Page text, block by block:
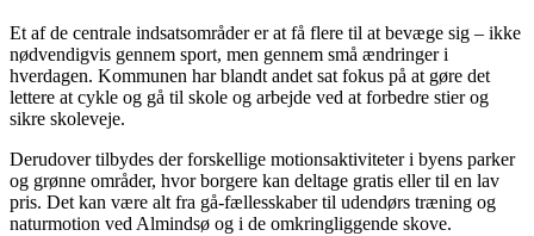
Et af de centrale indsatsområder er at få flere til at bevæge sig – ikke
nødvendigvis gennem sport, men gennem små ændringer i
hverdagen. Kommunen har blandt andet sat fokus på at gøre det
lettere at cykle og gå til skole og arbejde ved at forbedre stier og
sikre skoleveje.
Derudover tilbydes der forskellige motionsaktiviteter i byens parker
og grønne områder, hvor borgere kan deltage gratis eller til en lav
pris. Det kan være alt fra gå-fællesskaber til udendørs træning og
naturmotion ved Almindsø og i de omkringliggende skove.